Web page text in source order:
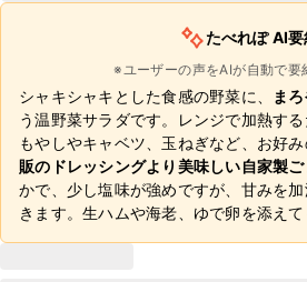
たべれぽ AI要
※ユーザーの声をAIが自動で要
シャキシャキとした食感の野菜に、 ま
う温野菜サラダです。レンジで加熱する
もやしやキャベツ、玉ねぎなど、お好み
販のドレッシングより美味しい自家製
かで、少し塩味が強めですが、甘みを
きます。生ハムや海老、ゆで卵を添えて